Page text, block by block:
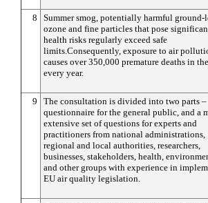
8
Summer smog, potentially harmful ground-
ozone and fine particles that pose
health risks regularly exceed safe
limits.Consequently, exposure to air
causes over 350,000 premature deaths in
every year.
9
The consultation is divided into two parts –
questionnaire for the general public, and a
extensive set of questions for experts and
practitioners from national administrations,
regional and local authorities, researchers,
businesses, stakeholders, health,
and other groups with experience in
EU air quality legislation.